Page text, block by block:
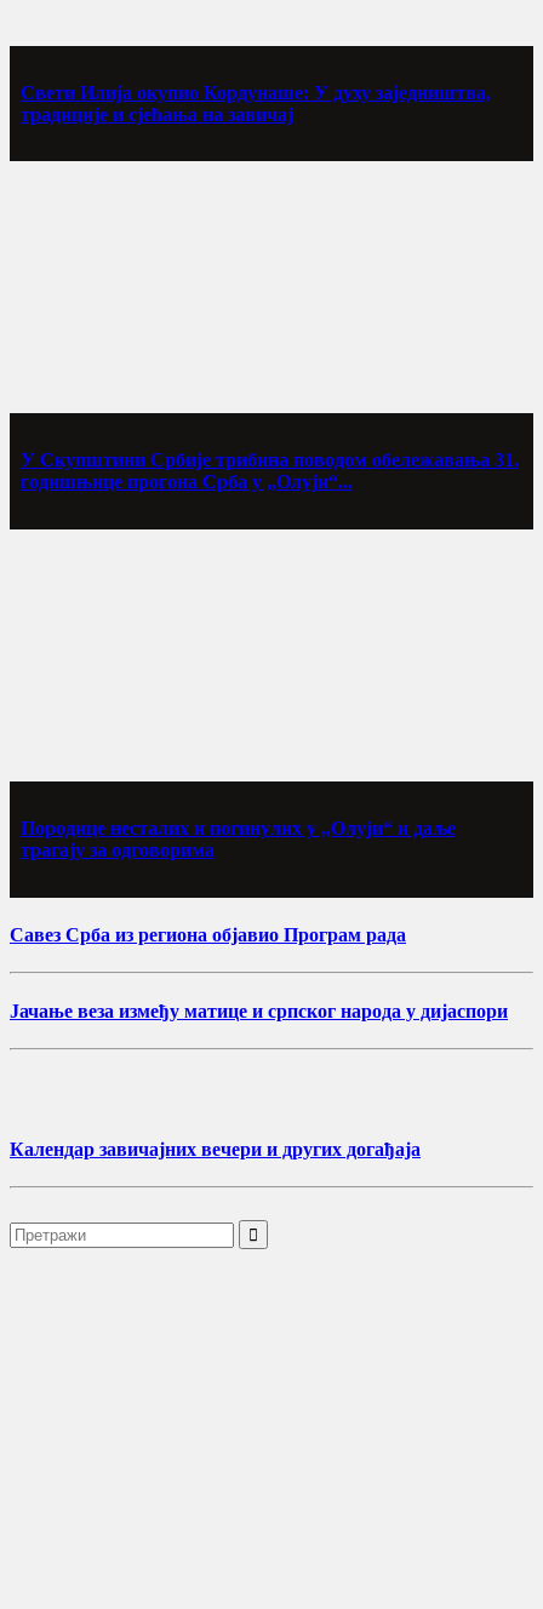
Свети Илија окупио Кордунаше: У духу заједништва,
традиције и сјећања на завичај
У Скупштини Србије трибина поводом обележавања 31.
годишњице прогона Срба у „Олуји“...
Породице несталих и погинулих у „Олуји“ и даље
трагају за одговорима
Савез Срба из региона објавио Програм рада
Јачање веза између матице и српског народа у дијаспори
Календар завичајних вечери и других догађаја